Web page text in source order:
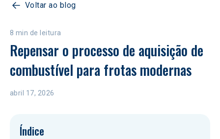
Voltar ao blog
8 min de leitura
Repensar o processo de aquisição de
combustível para frotas modernas
abril 17, 2026
Índice